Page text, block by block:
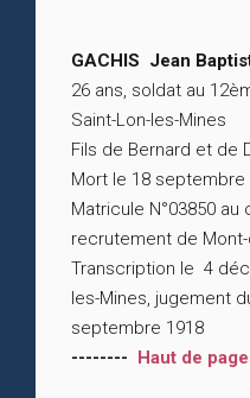
GACHIS Jean
26 ans, soldat au
Saint-Lon-les-Mines
Fils de Bernard et de
Mort le 18 septembre
Matricule N°03850 au
recrutement de Mont-
Transcription le 4
les-Mines, jugement
septembre 1918
-------- Haut de page